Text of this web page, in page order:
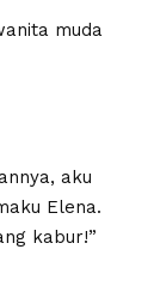
muda
aku
Elena.
kabur!”